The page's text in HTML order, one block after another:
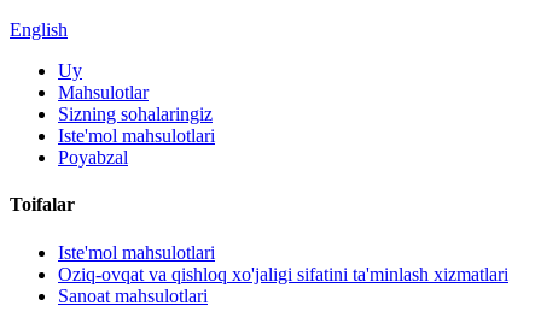
English
Uy
Mahsulotlar
Sizning sohalaringiz
Iste'mol mahsulotlari
Poyabzal
Toifalar
Iste'mol mahsulotlari
Oziq-ovqat va qishloq xo'jaligi sifatini ta'minlash xizmatlari
Sanoat mahsulotlari